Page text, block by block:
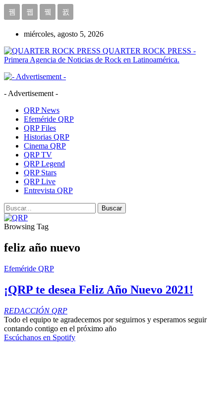
miércoles, agosto 5, 2026
QUARTER ROCK PRESS -
Primera Agencia de Noticias de Rock en Latinoamérica.
- Advertisement -
QRP News
Efeméride QRP
QRP Files
Historias QRP
Cinema QRP
QRP TV
QRP Legend
QRP Stars
QRP Live
Entrevista QRP
Browsing Tag
feliz año nuevo
Efeméride QRP
¡QRP te desea Feliz Año Nuevo 2021!
REDACCIÓN QRP
Todo el equipo te agradecemos por seguirnos y esperamos seguir
contando contigo en el próximo año
Escúchanos en Spotify